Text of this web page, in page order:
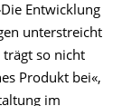
Entwicklung
unterstreicht
trägt so nicht
Produkt bei«,
im